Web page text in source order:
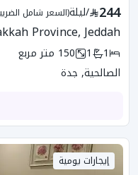
244
/ليلة(السعر شامل
Province, Jeddah
1
1
150 متر مربع
الصالحية, جدة
إيجارات يومية